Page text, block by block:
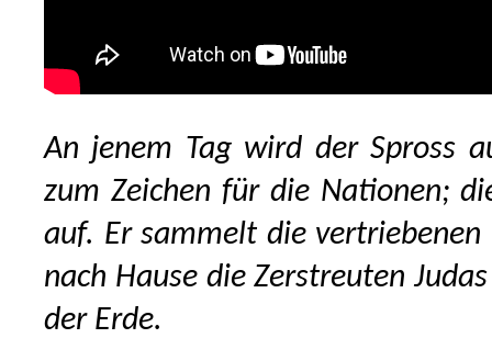
An jenem Tag wird der Spross
zum Zeichen für die Nationen;
auf. Er sammelt die
nach Hause die Zerstreuten
der Erde.